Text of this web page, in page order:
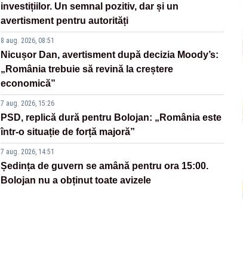
investițiilor. Un semnal pozitiv, dar și un
avertisment pentru autorități
8 aug. 2026, 08:51
Nicușor Dan, avertisment după decizia Moody’s:
„România trebuie să revină la creștere
economică”
7 aug. 2026, 15:26
PSD, replică dură pentru Bolojan: „România este
într-o situație de forță majoră”
7 aug. 2026, 14:51
Ședința de guvern se amână pentru ora 15:00.
Bolojan nu a obținut toate avizele